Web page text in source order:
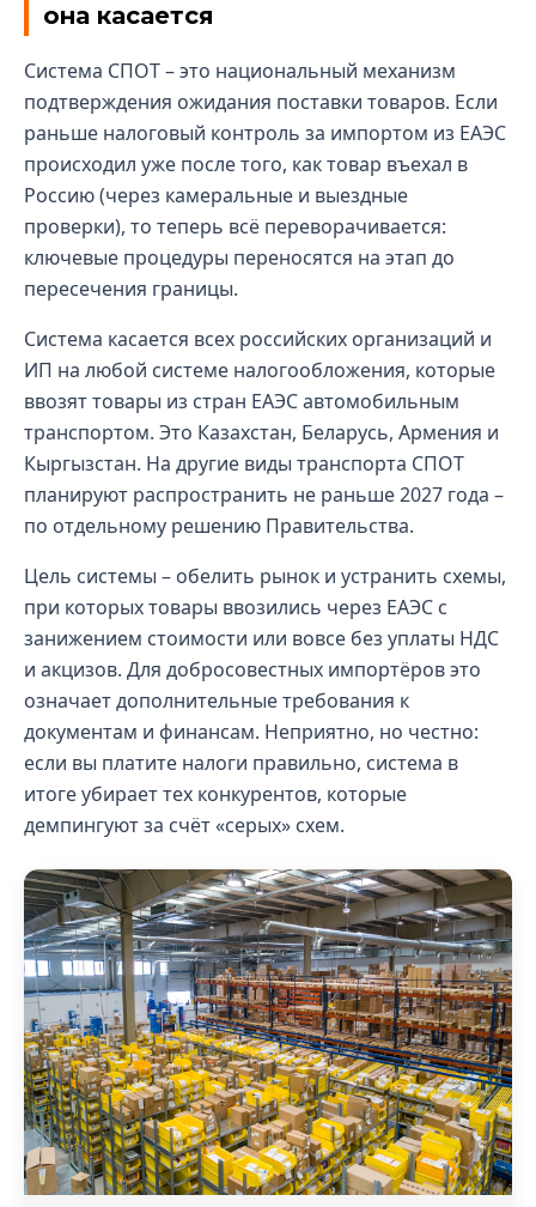
она касается
Система СПОТ – это национальный механизм
подтверждения ожидания поставки товаров. Если
раньше налоговый контроль за импортом из ЕАЭС
происходил уже после того, как товар въехал в
Россию (через камеральные и выездные
проверки), то теперь всё переворачивается:
ключевые процедуры переносятся на этап до
пересечения границы.
Система касается всех российских организаций и
ИП на любой системе налогообложения, которые
ввозят товары из стран ЕАЭС автомобильным
транспортом. Это Казахстан, Беларусь, Армения и
Кыргызстан. На другие виды транспорта СПОТ
планируют распространить не раньше 2027 года –
по отдельному решению Правительства.
Цель системы – обелить рынок и устранить схемы,
при которых товары ввозились через ЕАЭС с
занижением стоимости или вовсе без уплаты НДС
и акцизов. Для добросовестных импортёров это
означает дополнительные требования к
документам и финансам. Неприятно, но честно:
если вы платите налоги правильно, система в
итоге убирает тех конкурентов, которые
демпингуют за счёт «серых» схем.